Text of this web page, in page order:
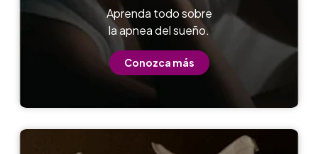
Aprenda todo sobre
la apnea del sueño.
Conozca más